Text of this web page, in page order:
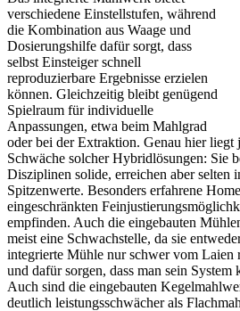
verschiedene Einstellstufen, während
die Kombination aus Waage und
Dosierungshilfe dafür sorgt, dass
selbst Einsteiger schnell
reproduzierbare Ergebnisse erzielen
können. Gleichzeitig bleibt genügend
Spielraum für individuelle
Anpassungen, etwa beim Mahlgrad
oder bei der Extraktion. Genau hier liegt
Schwäche solcher Hybridlösungen: Sie
Disziplinen solide, erreichen aber selten
Spitzenwerte. Besonders erfahrene
eingeschränkten
empfinden. Auch die eingebauten
meist eine Schwachstelle, da sie
integrierte Mühle nur schwer vom Laien
und dafür sorgen, dass man sein System
Auch sind die eingebauten
deutlich leistungsschwächer als